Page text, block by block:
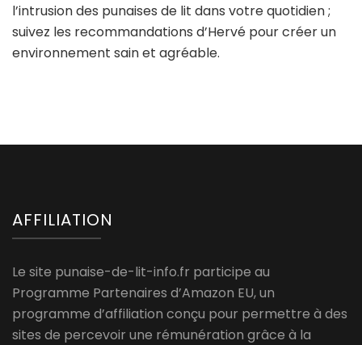
l’intrusion des punaises de lit dans votre quotidien ;
suivez les recommandations d’Hervé pour créer un
environnement sain et agréable.
AFFILIATION
Le site punaise-de-lit-info.fr participe au
Programme Partenaires d’Amazon EU, un
programme d’affiliation conçu pour permettre à des
sites de percevoir une rémunération grâce à la